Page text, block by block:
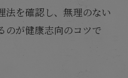
法を確認し、無理のない
のが健康志向のコツで